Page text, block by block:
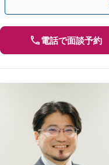
電話で面談予約